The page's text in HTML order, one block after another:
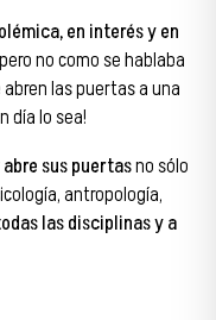
en interés y en
no como se hablaba
abren las puertas a una
día lo sea!
sus puertasno sólo
antropología,
las disciplinas y a